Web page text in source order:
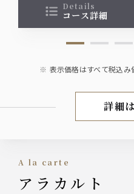
details
コース詳細
表示価格はすべて税込み
詳細
a la carte
アラカルト